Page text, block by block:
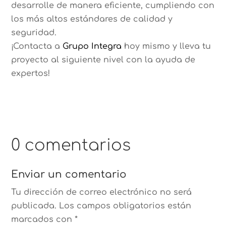
desarrolle de manera eficiente, cumpliendo con
los más altos estándares de calidad y
seguridad.
¡Contacta a Grupo Integra hoy mismo y lleva tu
proyecto al siguiente nivel con la ayuda de
expertos!
0 comentarios
Enviar un comentario
Tu dirección de correo electrónico no será
publicada. Los campos obligatorios están
marcados con*